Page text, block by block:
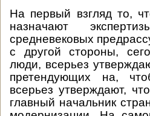
На первый взгляд то,
назначают
средневековых
с другой стороны,
люди, всерьез
претендующих на,
всерьез утверждают,
главный начальник